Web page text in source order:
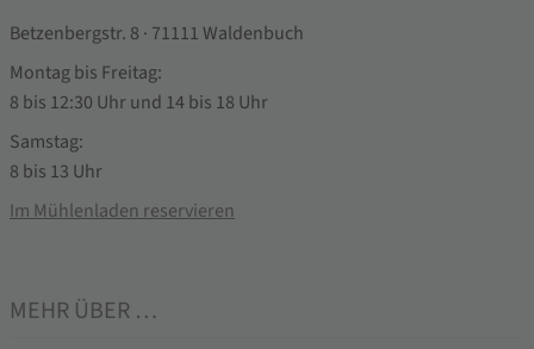
Betzenbergstr. 8 · 71111 Waldenbuch
Montag bis Freitag:
8 bis 12:30 Uhr und 14 bis 18 Uhr
Samstag:
8 bis 13 Uhr
Im Mühlenladen reservieren
MEHR ÜBER …